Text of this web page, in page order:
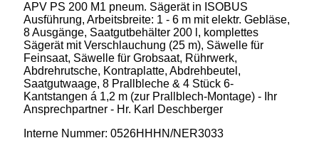
APV PS 200 M1 pneum. Sägerät in ISOBUS
Ausführung, Arbeitsbreite: 1 - 6 m mit elektr. Gebläse,
8 Ausgänge, Saatgutbehälter 200 l, komplettes
Sägerät mit Verschlauchung (25 m), Säwelle für
Feinsaat, Säwelle für Grobsaat, Rührwerk,
Abdrehrutsche, Kontraplatte, Abdrehbeutel,
Saatgutwaage, 8 Prallbleche & 4 Stück 6-
Kantstangen á 1,2 m (zur Prallblech-Montage) - Ihr
Ansprechpartner - Hr. Karl Deschberger
Interne Nummer: 0526HHHN/NER3033